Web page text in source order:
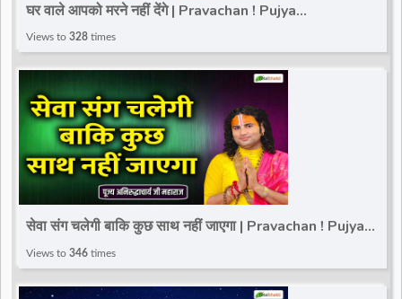
घर वाले आपको मरने नहीं देंगे | Pravachan ! Pujya
Aniruddhacharya Ji Maharaj
Views to 328 times
सेवा संग चलेगी बाकि कुछ साथ नहीं जाएगा | Pravachan ! Pujya
Aniruddhacharya Ji Maharaj
Views to 346 times